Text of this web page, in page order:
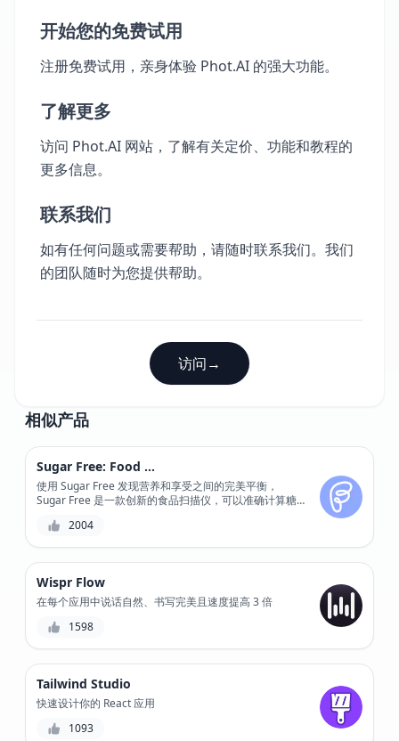
开始您的免费试用
注册免费试用，亲身体验 Phot.AI 的强大功能。
了解更多
访问 Phot.AI 网站，了解有关定价、功能和教程的
更多信息。
联系我们
如有任何问题或需要帮助，请随时联系我们。我们
的团队随时为您提供帮助。
访问→
相似产品
Sugar Free: Food Scanner
使用 Sugar Free 发现营养和享受之间的完美平衡，
Sugar Free 是一款创新的食品扫描仪，可以准确计算糖
2004
Wispr Flow
在每个应用中说话自然、书写完美且速度提高 3 倍
1598
Tailwind Studio
快速设计你的 React 应用
1093